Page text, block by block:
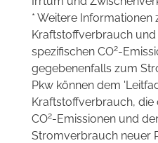
* Weitere Informationen
Kraftstoffverbrauch
spezifischen CO2-
gegebenenfalls zum
Pkw können dem
Kraftstoffverbrauch, die
CO2-Emissionen und
Stromverbrauch neuer